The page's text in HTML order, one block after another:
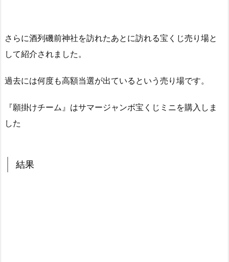
さらに酒列磯前神社を訪れたあとに訪れる宝くじ売り場と
して紹介されました。
過去には何度も高額当選が出ているという売り場です。
『願掛けチーム』はサマージャンボ宝くじミニを購入しま
した
結果